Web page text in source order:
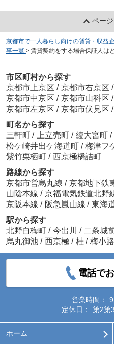
ペー
京都市で一人暮らし向けの賃貸・収益
事一覧 > 賃貸契約をする場合保証人は
市区町村から探す
京都市上京区 / 京都市右京区 /
京都市中京区 / 京都市山科区 /
京都市左京区 / 京都市伏見区 /
町名から探す
三軒町 / 上立売町 / 綾大宮町 /
松ケ崎井出ケ海道町 / 梅津フ
紫竹栗栖町 / 西京極橋詰町
路線から探す
京都市営烏丸線 / 京都地下鉄
山陰本線 / 京福電気鉄道北野
京阪本線 / 阪急嵐山線 / 東海
駅から探す
北野白梅町 / 今出川 / 二条城
烏丸御池 / 西京極 / 桂 / 梅小
電話で
営業時間：
定休日：
第2第
ホーム